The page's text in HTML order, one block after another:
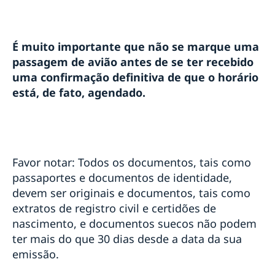
É muito importante que não se marque uma
passagem de avião antes de se ter recebido
uma confirmação definitiva de que o horário
está, de fato, agendado.
Favor notar: Todos os documentos, tais como
passaportes e documentos de identidade,
devem ser originais e documentos, tais como
extratos de registro civil e certidões de
nascimento, e documentos suecos não podem
ter mais do que 30 dias desde a data da sua
emissão.